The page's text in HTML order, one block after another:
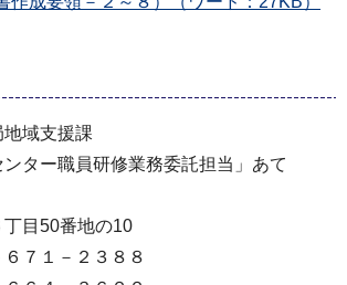
域支援課
ンター職員研修業務委託担当」あて
目50番地の10
７１－２３８８